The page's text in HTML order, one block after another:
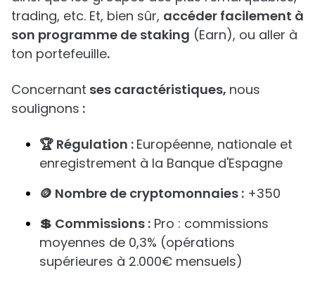
trading, etc. Et, bien sûr, accéder facilement à
son programme de staking (Earn), ou aller à
ton portefeuille.
Concernant ses caractéristiques, nous
soulignons :
🏆 Régulation : Européenne, nationale et
enregistrement à la Banque d'Espagne
🪙 Nombre de cryptomonnaies : +350
💲 Commissions : Pro : commissions
moyennes de 0,3% (opérations
supérieures à 2.000€ mensuels)